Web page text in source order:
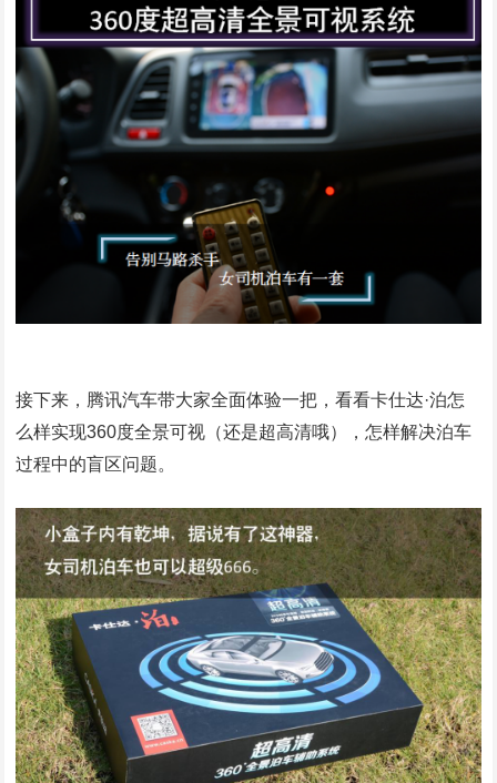
接下来，腾讯汽车带大家全面体验一把，看看卡仕达·泊怎
么样实现360度全景可视（还是超高清哦），怎样解决泊车
过程中的盲区问题。